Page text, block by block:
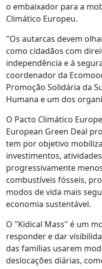
o embaixador para a
Climático Europeu.
"Os autarcas devem
como cidadãos com
independência e à
coordenador da
Promoção Solidária da
Humana e um dos
O Pacto Climático
European Green Deal
tem por objetivo
investimentos,
progressivamente
combustíveis fósseis,
modos de vida mais
economia sustentável.
O "Kidical Mass" é um
responder e dar
das famílias usarem
deslocações diárias,